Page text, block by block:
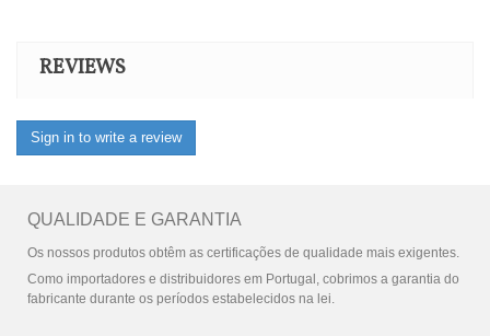
REVIEWS
Sign in to write a review
QUALIDADE E GARANTIA
Os nossos produtos obtêm as certificações de qualidade mais exigentes.
Como importadores e distribuidores em Portugal, cobrimos a garantia do
fabricante durante os períodos estabelecidos na lei.